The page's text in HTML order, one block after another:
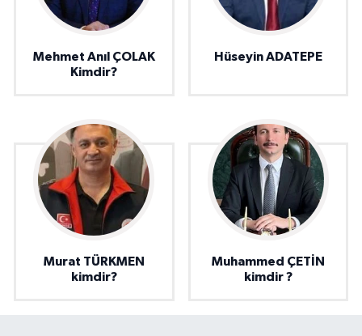
Mehmet Anıl ÇOLAK
Kimdir?
Hüseyin ADATEPE
Murat TÜRKMEN
kimdir?
Muhammed ÇETİN
kimdir ?